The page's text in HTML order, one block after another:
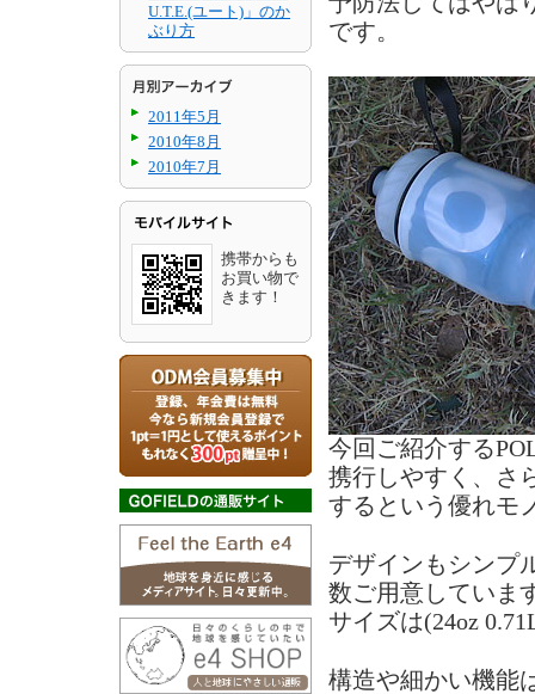
U.T.E.(ユート)」のか
ぶり方
2011年5月
2010年8月
2010年7月
携帯からも
お買い物で
きます！
です。
今回ご紹介する
携行しやすく、さ
するという優れモ
デザインもシンプ
数ご用意していま
サイズは(24oz
構造や細かい機能